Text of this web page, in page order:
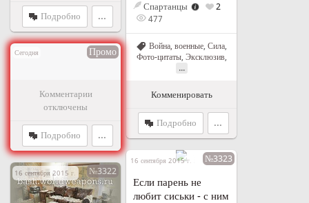
Спартанцы 2
477
Война, военные Сила
Фото-цитаты, Эксклюзив,
...
Комменировать
Подробно ...
Подробно ...
Сегодня Промо
Комментарии
отключены
Подробно ...
16 сентября 2015 г. в 20:36№3323
Если парень не
любит сиськи - с ним
16 сентября 2015 г. в 19:05№3322